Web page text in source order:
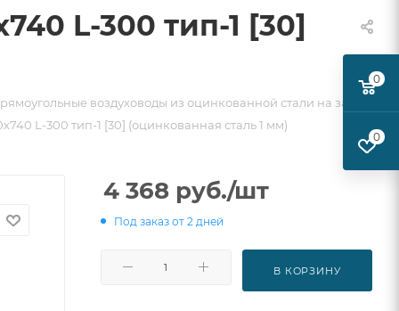
L-300 тип-1 [30]
воздуховоды из оцинкованной стали на заказ
L-300 тип-1 [30] (оцинкованная сталь 1 мм)
4 368 руб./шт
Под заказ от 2 дней
В КОРЗИНУ
0
0